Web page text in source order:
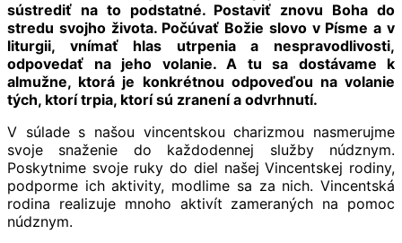
sústrediť na to podstatné. Postaviť znovu Boha do
stredu svojho života. Počúvať Božie slovo v Písme a v
liturgii, vnímať hlas utrpenia a nespravodlivosti,
odpovedať na jeho volanie. A tu sa dostávame k
almužne, ktorá je konkrétnou odpoveďou na volanie
tých, ktorí trpia, ktorí sú zranení a odvrhnutí.
V súlade s našou vincentskou charizmou nasmerujme
svoje snaženie do každodennej služby núdznym.
Poskytnime svoje ruky do diel našej Vincentskej rodiny,
podporme ich aktivity, modlime sa za nich. Vincentská
rodina realizuje mnoho aktivít zameraných na pomoc
núdznym.